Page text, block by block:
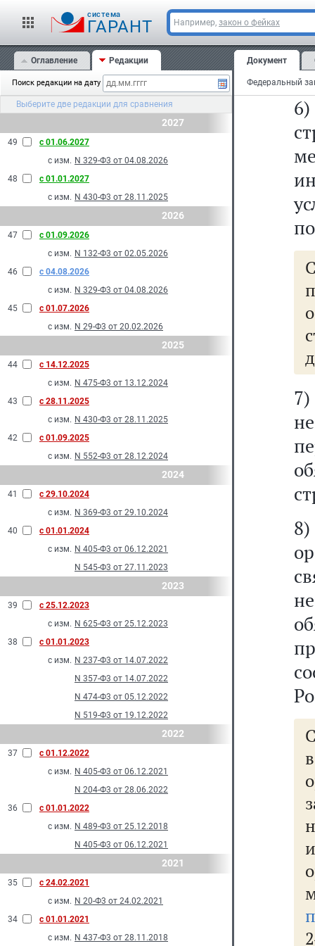
cистема
ГАРАНТ Например, закон о фейках
Оглавление Редакции
Поиск редакции на дату
Выберите две редакции для сравнения
2027
49
с 01.06.2027
с изм. N 329-Ф3 от 04.08.2026
48
с 01.01.2027
с изм. N 430-Ф3 от 28.11.2025
2026
47
с 01.09.2026
с изм. N 132-Ф3 от 02.05.2026
46
с 04.08.2026
с изм. N 329-Ф3 от 04.08.2026
45
с 01.07.2026
с изм. N 29-Ф3 от 20.02.2026
2025
44
с 14.12.2025
с изм. N 475-Ф3 от 13.12.2024
43
с 28.11.2025
с изм. N 430-Ф3 от 28.11.2025
42
с 01.09.2025
с изм. N 552-Ф3 от 28.12.2024
2024
41
с 29.10.2024
с изм. N 369-Ф3 от 29.10.2024
40
с 01.01.2024
с изм. N 405-Ф3 от 06.12.2021
N 545-Ф3 от 27.11.2023
2023
39
с 25.12.2023
с изм. N 625-Ф3 от 25.12.2023
38
с 01.01.2023
с изм. N 237-Ф3 от 14.07.2022
N 357-Ф3 от 14.07.2022
N 474-Ф3 от 05.12.2022
N 519-Ф3 от 19.12.2022
2022
37
с 01.12.2022
с изм. N 405-Ф3 от 06.12.2021
N 204-Ф3 от 28.06.2022
36
с 01.01.2022
с изм. N 489-Ф3 от 25.12.2018
N 405-Ф3 от 06.12.2021
2021
35
с 24.02.2021
с изм. N 20-Ф3 от 24.02.2021
34
с 01.01.2021
с изм. N 437-Ф3 от 28.11.2018
Документ